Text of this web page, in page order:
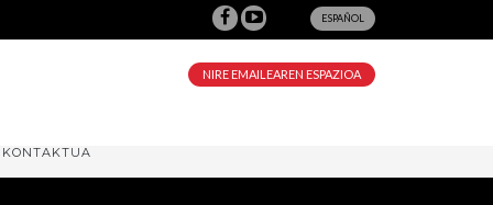
ESPAÑOL
NIRE EMAILEAREN ESPAZIOA
KONTAKTUA